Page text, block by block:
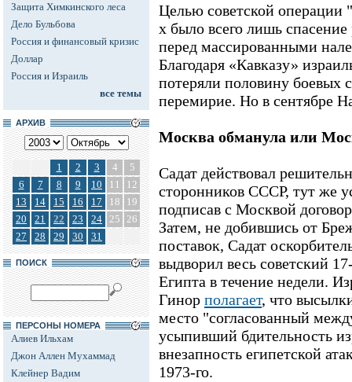
Защита Химкинского леса
Дело Бульбова
Россия и финансовый кризис
Доллар
Россия и Израиль
все темы
АРХИВ
1 2 3 4
5
6
7 8 9 10 11
12
13
14 15 16 17 18
19
20
21 22 23 24 25 26
27
28 29 30 31
ПОИСК
ПЕРСОНЫ НОМЕРА
Алиев Ильхам
Джон Аллен Мухаммад
Клейнер Вадим
Целью советской операции
х было всего лишь
перед массированными
Благодаря «Кавказу»
потеряли половину боевых
перемирие. Но в сентябре
Москва обманула или
Садат действовал
сторонников СССР, тут же
подписав с Москвой
Затем, не добившись от
поставок, Садат
выдворил весь советский
Египта в течение недели.
Гинор полагает, что
место "согласованный
усыпивший бдительность
внезапность египетской
1973-го.